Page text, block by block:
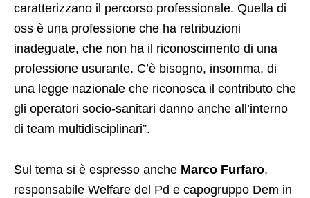
caratterizzano il percorso professionale. Quella di
oss è una professione che ha retribuzioni
inadeguate, che non ha il riconoscimento di una
professione usurante. C’è bisogno, insomma, di
una legge nazionale che riconosca il contributo che
gli operatori socio-sanitari danno anche all’interno
di team multidisciplinari”.
Sul tema si è espresso anche Marco Furfaro,
responsabile Welfare del Pd e capogruppo Dem in